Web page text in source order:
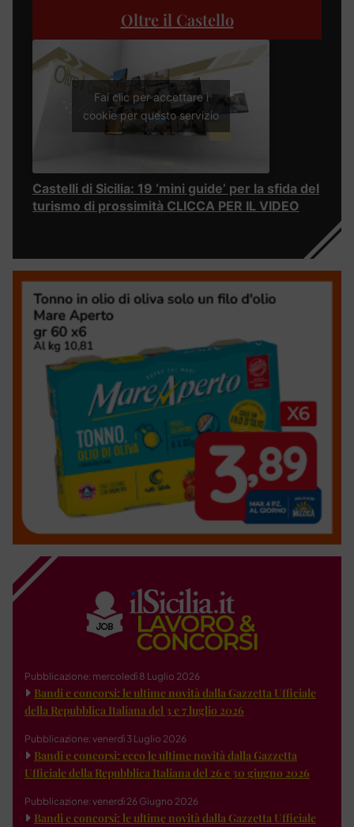
Oltre il Castello
Fai clic per accettare i
cookie per questo servizio
Castelli di Sicilia: 19 ‘mini guide’ per la sfida del
turismo di prossimità CLICCA PER IL VIDEO
Pubblicazione: mercoledì 8 Luglio 2026
Bandi e concorsi: le ultime novità dalla Gazzetta Ufficiale
della Repubblica Italiana del 3 e 7 luglio 2026
Pubblicazione: venerdì 3 Luglio 2026
Bandi e concorsi: ecco le ultime novità dalla Gazzetta
Ufficiale della Repubblica Italiana del 26 e 30 giugno 2026
Pubblicazione: venerdì 26 Giugno 2026
Bandi e concorsi: le ultime novità dalla Gazzetta Ufficiale